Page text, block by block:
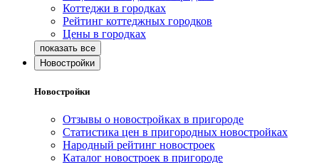
Коттеджи в городках
Рейтинг коттеджных городков
Цены в городках
Новостройки
Новостройки
Отзывы о новостройках в пригороде
Статистика цен в пригородных новостройках
Народный рейтинг новостроек
Каталог новостроек в пригороде